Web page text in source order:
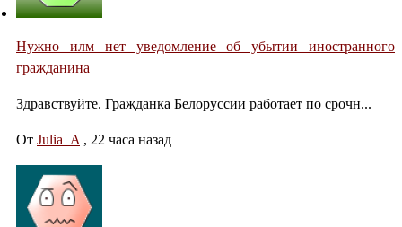
Нужно илм нет уведомление об убытии иностранного
гражданина
Здравствуйте. Гражданка Белоруссии работает по срочн...
От Julia_A , 22 часа назад